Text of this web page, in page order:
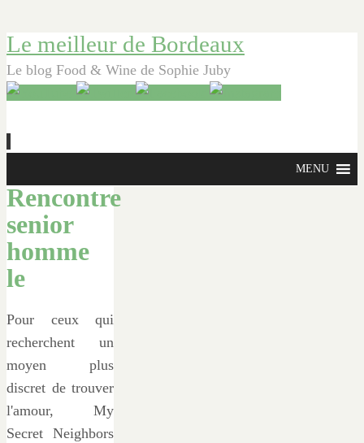
Le meilleur de Bordeaux
Le blog Food & Wine de Sophie Juby
au
contenu
principal
MENU
Rencontre
senior
homme
le
Pour ceux qui
recherchent un
moyen plus
discret de trouver
l'amour, My
Secret Neighbors